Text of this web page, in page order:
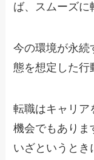
ば、スムーズに
今の環境が永続
態を想定した行
転職はキャリア
機会でもありま
いざというとき